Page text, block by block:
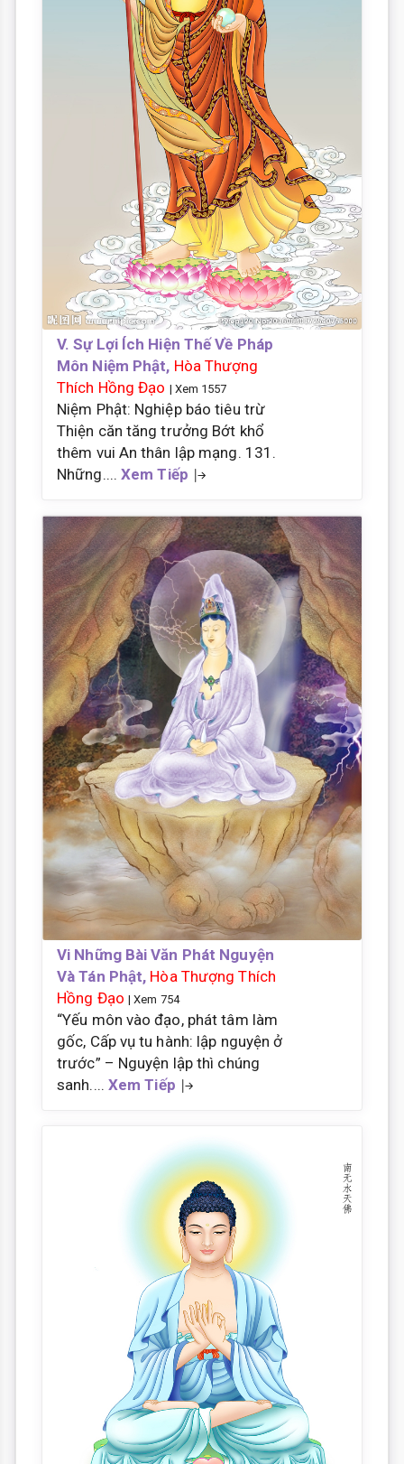
V. Sự Lợi Ích Hiện Thế Về Pháp
Môn Niệm Phật, Hòa Thượng
Thích Hồng Đạo | Xem 1557
Niệm Phật: Nghiệp báo tiêu trừ
Thiện căn tăng trưởng Bớt khổ
thêm vui An thân lập mạng. 131.
Những.... Xem Tiếp
Vi Những Bài Văn Phát Nguyện
Và Tán Phật, Hòa Thượng Thích
Hồng Đạo | Xem 754
“Yếu môn vào đạo, phát tâm làm
gốc, Cấp vụ tu hành: lập nguyện ở
trước” – Nguyện lập thì chúng
sanh.... Xem Tiếp